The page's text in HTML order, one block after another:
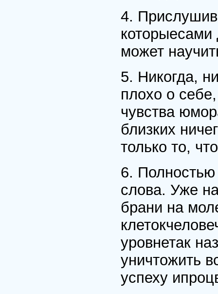
4.
которыесами
может
5. Никогда,
плохо о
чувства
близких
только то,
6. Полностью
слова. Уже
брани на
уровнетак
уничтожить
успеху